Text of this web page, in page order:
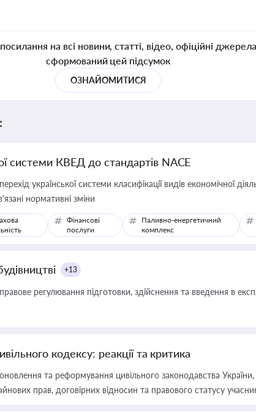
на всі новини, статті, відео, офіційні
сформований цей підсумок
ОЗНАЙОМИТИСЯ
системи КВЕД до стандартів NACE
української системи класифікації видів економічної
нормативні зміни
Фінансові
послуги
Паливно-енергетичний
комплекс
+13
регулювання підготовки, здійснення та введення в
кодексу: реакції та критика
та реформування цивільного законодавства
прав, договірних відносин та правового статусу